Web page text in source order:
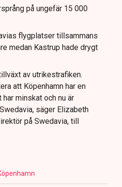
på ungefär 15 000
flygplatser tillsammans
medan Kastrup hade drygt
av utrikestrafiken.
att Köpenhamn har en
minskat och nu är
säger Elizabeth
på Swedavia, till